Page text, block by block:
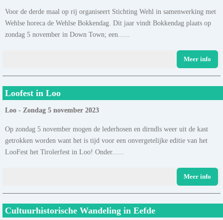
Voor de derde maal op rij organiseert Stichting Wehl in samenwerking met
Wehlse horeca de Wehlse Bokkendag. Dit jaar vindt Bokkendag plaats op
zondag 5 november in Down Town; een......
Meer info
Loofest in Loo
Loo - Zondag 5 november 2023
Op zondag 5 november mogen de lederhosen en dirndls weer uit de kast
getrokken worden want het is tijd voor een onvergetelijke editie van het
LooFest het Tirolerfest in Loo! Onder......
Meer info
Cultuurhistorische Wandeling in Eefde